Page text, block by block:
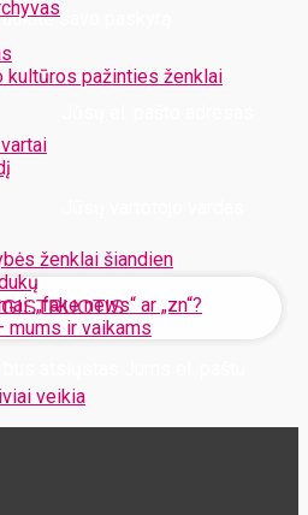
kultūros pažinties ženklai
ženklai šiandien
„fake news“ ar „zn“?
mums ir vaikams
veikia
savo paskyrą
atsiųstas Jums el. paštu